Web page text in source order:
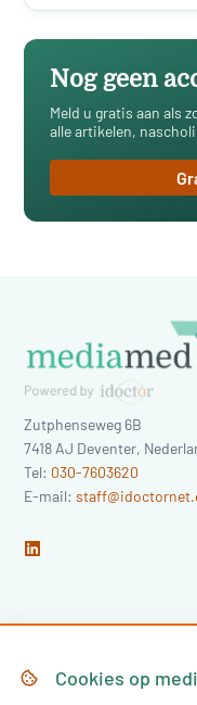
Nog geen
Meld u gratis aan als
alle artikelen,
Zutphenseweg 6B
7418 AJ Deventer,
Tel: 030-7603620
E-mail:
HomeCookies op